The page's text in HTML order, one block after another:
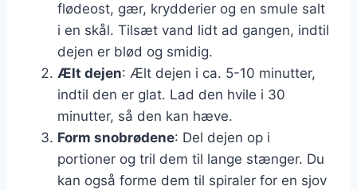
flødeost, gær, krydderier og en smule salt
i en skål. Tilsæt vand lidt ad gangen, indtil
dejen er blød og smidig.
Ælt dejen: Ælt dejen i ca. 5-10 minutter,
indtil den er glat. Lad den hvile i 30
minutter, så den kan hæve.
Form snobrødene: Del dejen op i
portioner og tril dem til lange stænger. Du
kan også forme dem til spiraler for en sjov